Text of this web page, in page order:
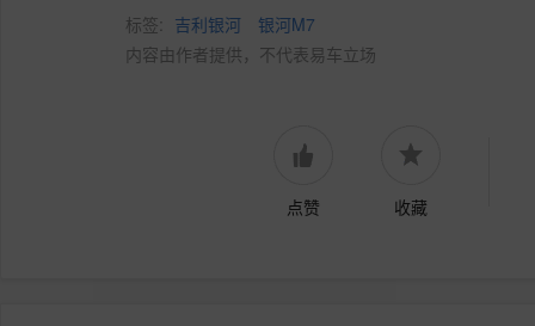
标签: 吉利银河
银河M7
内容由作者提供，不代表易车立场
点赞 收藏